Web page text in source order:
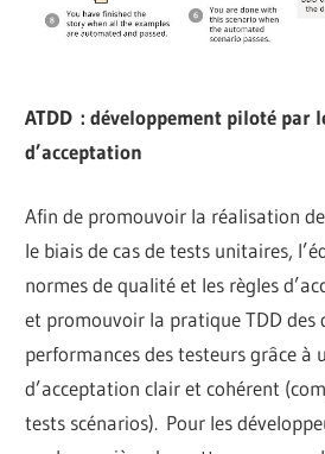
ATDD : développement piloté par
d’acceptation
Afin de promouvoir la réalisation
le biais de cas de tests unitaires,
normes de qualité et les règles
et promouvoir la pratique TDD des
performances des testeurs grâce à
d’acceptation clair et cohérent
tests scénarios). Pour les